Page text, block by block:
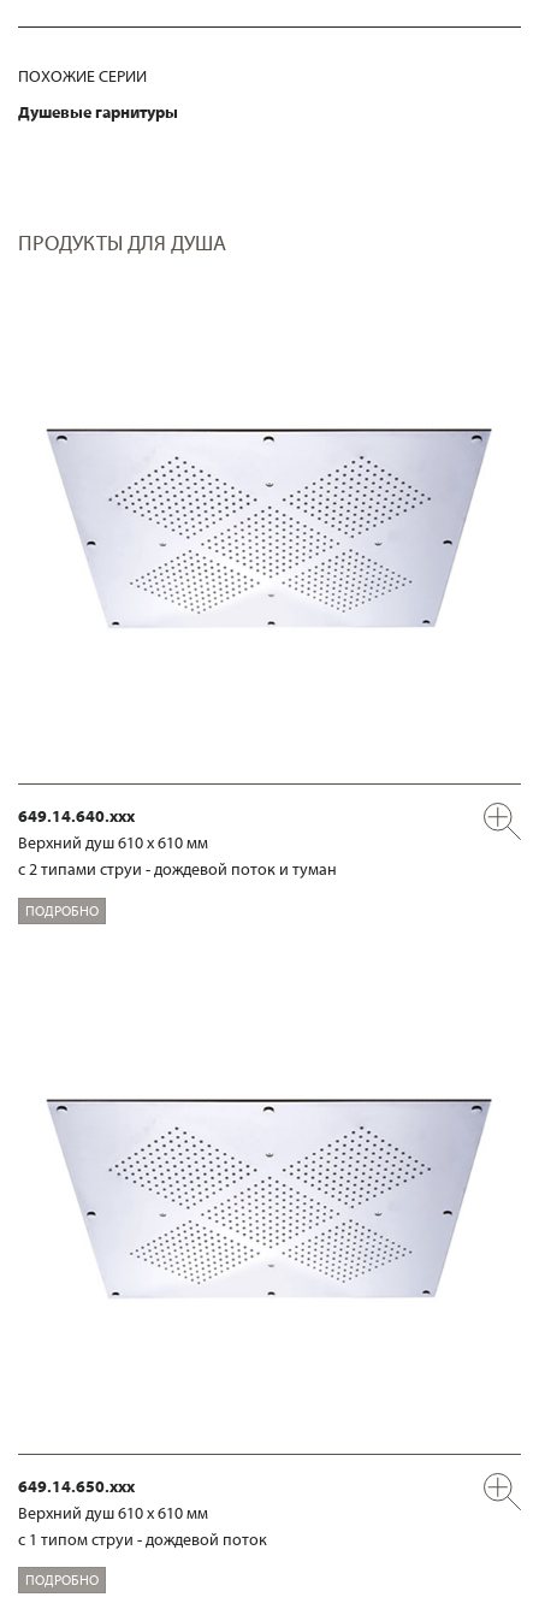
ПОХОЖИЕ СЕРИИ
Душевые гарнитуры
ПРОДУКТЫ ДЛЯ ДУША
649.14.640.xxx
Верхний душ 610 х 610 мм
с 2 типами струи - дождевой поток и туман
ПОДРОБНО
649.14.650.xxx
Верхний душ 610 х 610 мм
с 1 типом струи - дождевой поток
ПОДРОБНО